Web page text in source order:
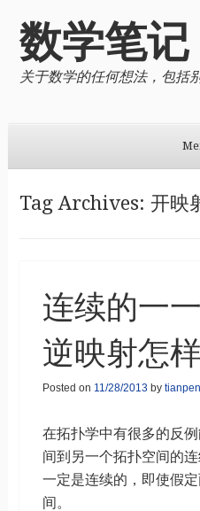
数学笔记
关于数学的任何想法，包括
Tag Archives: 开映
连续的一
逆映射怎
Posted on 11/28/2013 by
在拓扑学中有很多的反
间到另一个拓扑空间的
一定是连续的，即使假
间。